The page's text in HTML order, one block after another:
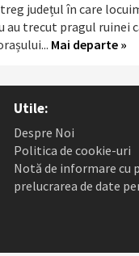
județul în care
au trecut pragul ruinei
Mai departe »
Utile:
Despre Noi
Politica de cookie-uri
Notă de informare cu
prelucrarea de date